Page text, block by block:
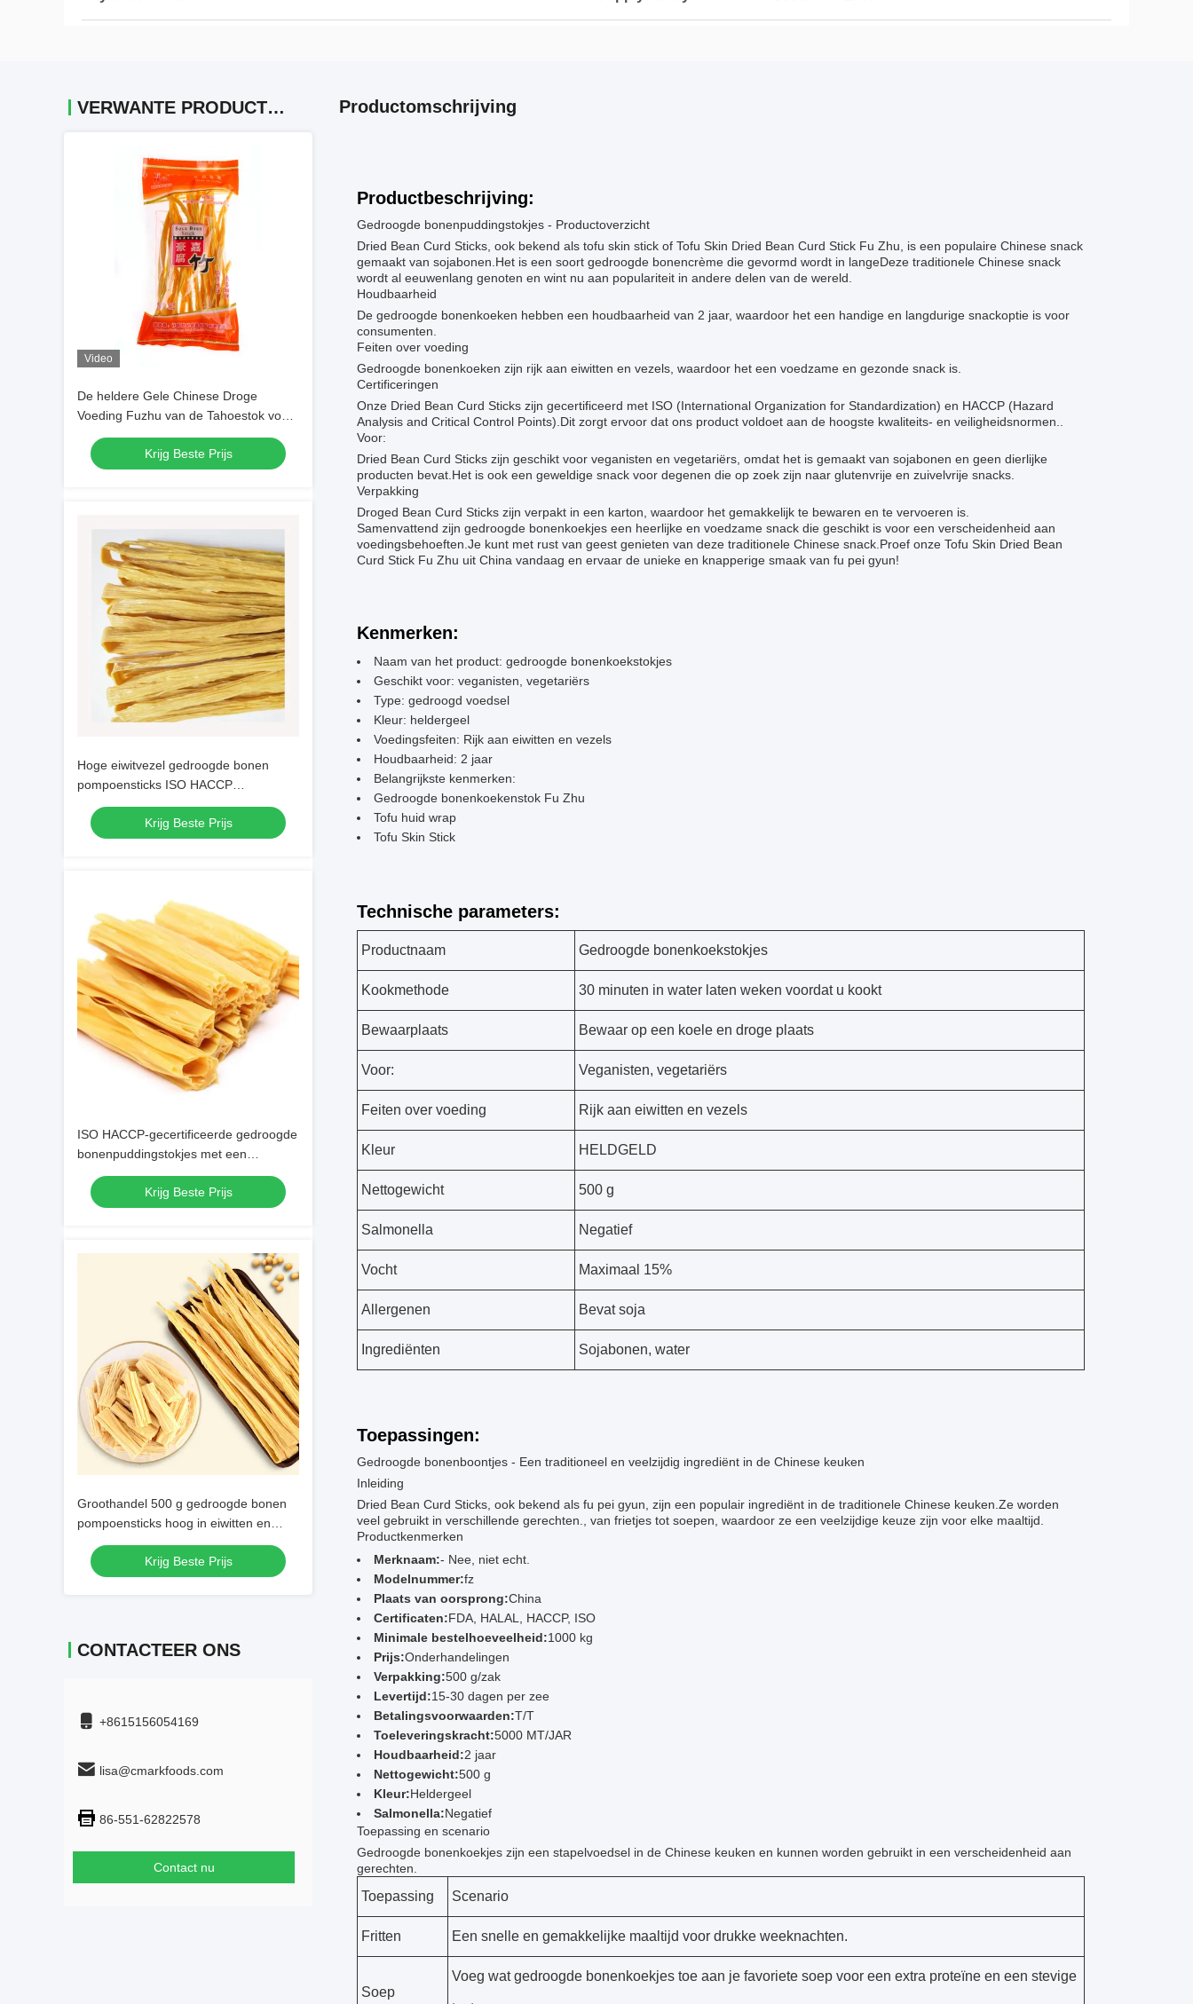
VERWANTE PRODUCTEN
Video
De heldere Gele Chinese Droge
Voeding Fuzhu van de Tahoestok voor
Restaurant
Krijg Beste Prijs
Hoge eiwitvezel gedroogde bonen
pompoensticks ISO HACCP
gecertificeerd met max 15% vocht Tofu
huid Yuba sticksKrijg Beste Prijs
ISO HACCP-gecertificeerde gedroogde
bonenpuddingstokjes met een
houdbaarheid van 2 jaar en een hoog
eiwitvezelgehalteKrijg Beste Prijs
Groothandel 500 g gedroogde bonen
pompoensticks hoog in eiwitten en
vezels FDA HALAL HACCP
gecertificeerd voor restaurants en
voedselproductie
Krijg Beste Prijs
CONTACTEER ONS
+8615156054169
lisa@cmarkfoods.com
86-551-62822578
Contact nu
Productomschrijving
Productbeschrijving:
Gedroogde bonenpuddingstokjes - Productoverzicht
Dried Bean Curd Sticks, ook bekend als tofu skin stick of Tofu Skin Dried Bean Curd Stick Fu Zhu, is een populaire Chinese snack
gemaakt van sojabonen.Het is een soort gedroogde bonencrème die gevormd wordt in langeDeze traditionele Chinese snack
wordt al eeuwenlang genoten en wint nu aan populariteit in andere delen van de wereld.
Houdbaarheid
De gedroogde bonenkoeken hebben een houdbaarheid van 2 jaar, waardoor het een handige en langdurige snackoptie is voor
consumenten.
Feiten over voeding
Gedroogde bonenkoeken zijn rijk aan eiwitten en vezels, waardoor het een voedzame en gezonde snack is.
Certificeringen
Onze Dried Bean Curd Sticks zijn gecertificeerd met ISO (International Organization for Standardization) en HACCP (Hazard
Analysis and Critical Control Points).Dit zorgt ervoor dat ons product voldoet aan de hoogste kwaliteits- en veiligheidsnormen..
Voor:
Dried Bean Curd Sticks zijn geschikt voor veganisten en vegetariërs, omdat het is gemaakt van sojabonen en geen dierlijke
producten bevat.Het is ook een geweldige snack voor degenen die op zoek zijn naar glutenvrije en zuivelvrije snacks.
Verpakking
Droged Bean Curd Sticks zijn verpakt in een karton, waardoor het gemakkelijk te bewaren en te vervoeren is.
Samenvattend zijn gedroogde bonenkoekjes een heerlijke en voedzame snack die geschikt is voor een verscheidenheid aan
voedingsbehoeften.Je kunt met rust van geest genieten van deze traditionele Chinese snack.Proef onze Tofu Skin Dried Bean
Curd Stick Fu Zhu uit China vandaag en ervaar de unieke en knapperige smaak van fu pei gyun!
Kenmerken:
Naam van het product: gedroogde bonenkoekstokjes
Geschikt voor: veganisten, vegetariërs
Type: gedroogd voedsel
Kleur: heldergeel
Voedingsfeiten: Rijk aan eiwitten en vezels
Houdbaarheid: 2 jaar
Belangrijkste kenmerken:
Gedroogde bonenkoekenstok Fu Zhu
Tofu huid wrap
Tofu Skin Stick
Technische parameters:
Productnaam Gedroogde bonenkoekstokjes
Kookmethode 30 minuten in water laten weken voordat u kookt
Bewaarplaats Bewaar op een koele en droge plaats
Voor: Veganisten, vegetariërs
Feiten over voeding Rijk aan eiwitten en vezels
Kleur HELDGELD
Nettogewicht 500 g
Salmonella Negatief
Vocht Maximaal 15%
Allergenen Bevat soja
Ingrediënten Sojabonen, water
Toepassingen:
Gedroogde bonenboontjes - Een traditioneel en veelzijdig ingrediënt in de Chinese keuken
Inleiding
Dried Bean Curd Sticks, ook bekend als fu pei gyun, zijn een populair ingrediënt in de traditionele Chinese keuken.Ze worden
veel gebruikt in verschillende gerechten., van frietjes tot soepen, waardoor ze een veelzijdige keuze zijn voor elke maaltijd.
Productkenmerken
Merknaam:- Nee, niet echt.
Modelnummer:fz
Plaats van oorsprong:China
Certificaten:FDA, HALAL, HACCP, ISO
Minimale bestelhoeveelheid:1000 kg
Prijs:Onderhandelingen
Verpakking:500 g/zak
Levertijd:15-30 dagen per zee
Betalingsvoorwaarden:T/T
Toeleveringskracht:5000 MT/JAR
Houdbaarheid:2 jaar
Nettogewicht:500 g
Kleur:Heldergeel
Salmonella:Negatief
Toepassing en scenario
Gedroogde bonenkoekjes zijn een stapelvoedsel in de Chinese keuken en kunnen worden gebruikt in een verscheidenheid aan
gerechten.
Toepassing Scenario
Fritten Een snelle en gemakkelijke maaltijd voor drukke weeknachten.
Soep
Voeg wat gedroogde bonenkoekjes toe aan je favoriete soep voor een extra proteïne en een stevige